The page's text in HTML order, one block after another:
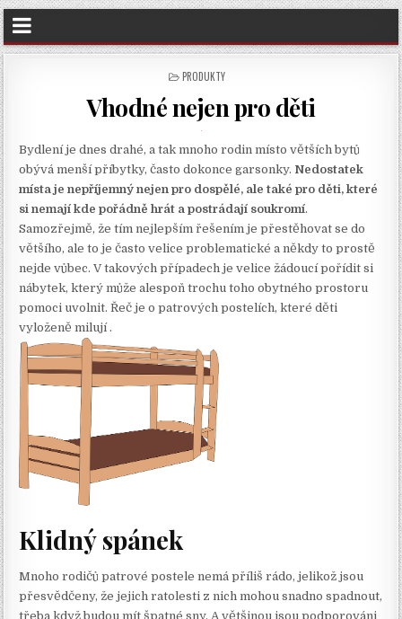
POSTED
PRODUKTY
Vhodné nejen pro děti
Bydlení je dnes drahé, a tak mnoho rodin místo větších bytů
obývá menší příbytky, často dokonce garsonky. Nedostatek
místa je nepříjemný nejen pro dospělé, ale také pro děti, které
si nemají kde pořádně hrát a postrádají soukromí.
Samozřejmě, že tím nejlepším řešením je přestěhovat se do
většího, ale to je často velice problematické a někdy to prostě
nejde vůbec. V takových případech je velice žádoucí pořídit si
nábytek, který může alespoň trochu toho obytného prostoru
pomoci uvolnit. Řeč je o patrových postelích, které děti
vyloženě milují .
Klidný spánek
Mnoho rodičů patrové postele nemá příliš rádo, jelikož jsou
přesvědčeny, že jejich ratolesti z nich mohou snadno spadnout,
třeba když budou mít špatné sny. A většinou jsou podporováni